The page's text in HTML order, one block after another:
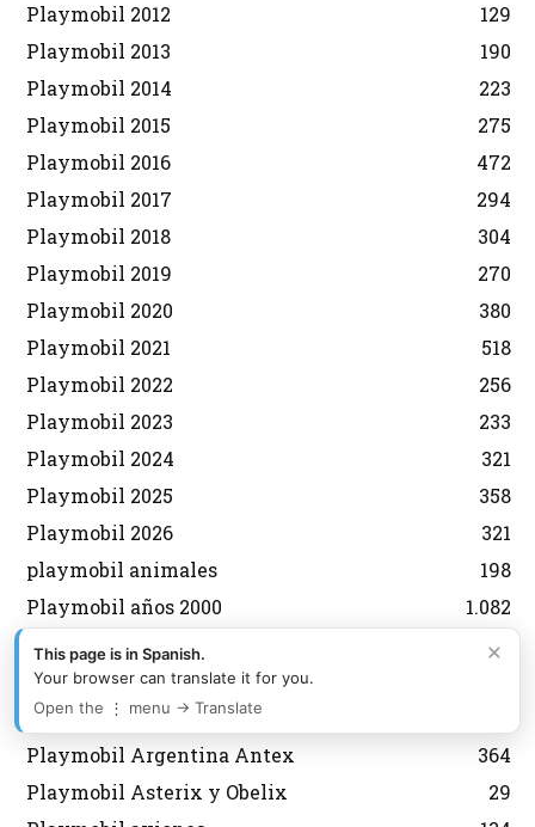
Playmobil 2012
129
Playmobil 2013
190
Playmobil 2014
223
Playmobil 2015
275
Playmobil 2016
472
Playmobil 2017
294
Playmobil 2018
304
Playmobil 2019
270
Playmobil 2020
380
Playmobil 2021
518
Playmobil 2022
256
Playmobil 2023
233
Playmobil 2024
321
Playmobil 2025
358
Playmobil 2026
321
playmobil animales
198
Playmobil años 2000
1.082
playmobil años 70
574
playmobil años 80
playmobil años 90
Playmobil Argentina Antex
364
Playmobil Asterix y Obelix
29
×
This page is in Spanish.
Your browser can translate it for you.
Open the ⋮ menu → Translate